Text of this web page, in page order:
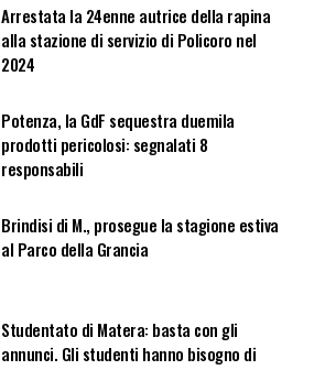
Arrestata la 24enne autrice della rapina
alla stazione di servizio di Policoro nel
2024
Potenza, la GdF sequestra duemila
prodotti pericolosi: segnalati 8
responsabili
Brindisi di M., prosegue la stagione estiva
al Parco della Grancia
Studentato di Matera: basta con gli
annunci. Gli studenti hanno bisogno di